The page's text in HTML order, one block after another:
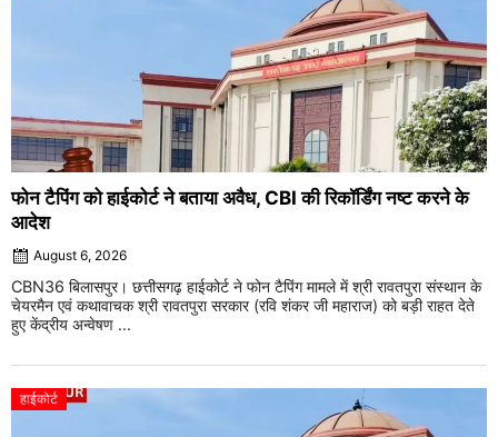
फोन टैपिंग को हाईकोर्ट ने बताया अवैध, CBI की रिकॉर्डिंग नष्ट करने के
आदेश
August 6, 2026
CBN36 बिलासपुर। छत्तीसगढ़ हाईकोर्ट ने फोन टैपिंग मामले में श्री रावतपुरा संस्थान के
चेयरमैन एवं कथावाचक श्री रावतपुरा सरकार (रवि शंकर जी महाराज) को बड़ी राहत देते
हुए केंद्रीय अन्वेषण ...
हाईकोर्ट